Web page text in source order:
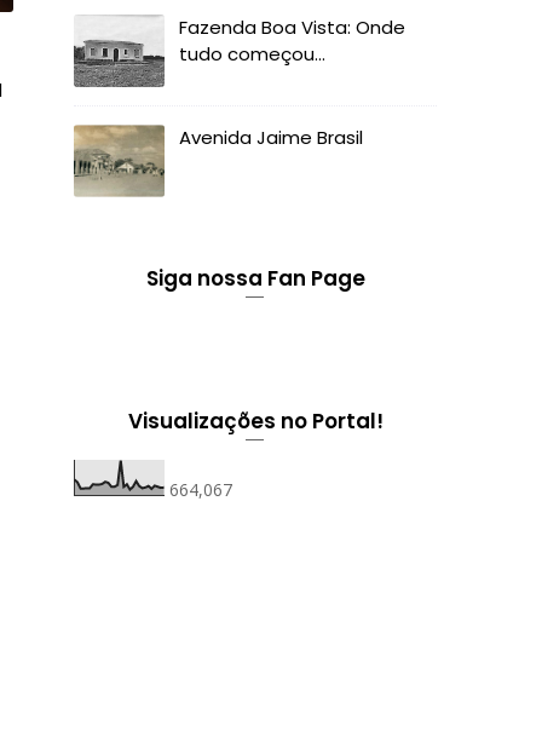
Fazenda Boa Vista: Onde
tudo começou...
Avenida Jaime Brasil
Siga nossa Fan Page
Visualizações no Portal!
664,067